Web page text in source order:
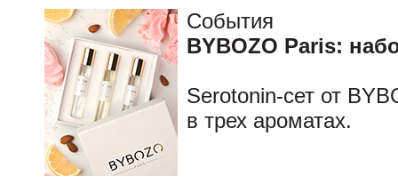
События
BYBOZO Paris:
Serotonin-сет от
в трех ароматах.